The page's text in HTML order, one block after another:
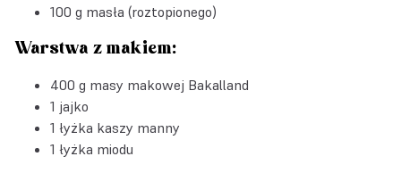
100 g masła (roztopionego)
Warstwa z makiem:
400 g masy makowej Bakalland
1 jajko
1 łyżka kaszy manny
1 łyżka miodu